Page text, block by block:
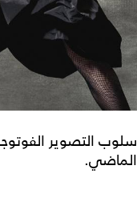
سلوب التصوير
الماضي.